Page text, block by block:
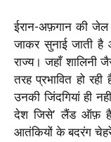
ईरान-अफ़गान की
जाकर सुनाई जाती
राज्य। जहाँ शालिनी
तरह प्रभावित हो
उनकी जिंदगियां ही
देश जिसे’ लैंड ऑफ़
आतंकियों के बदरंग